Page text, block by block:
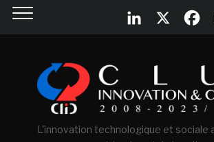
L'innovation technologique et sociale